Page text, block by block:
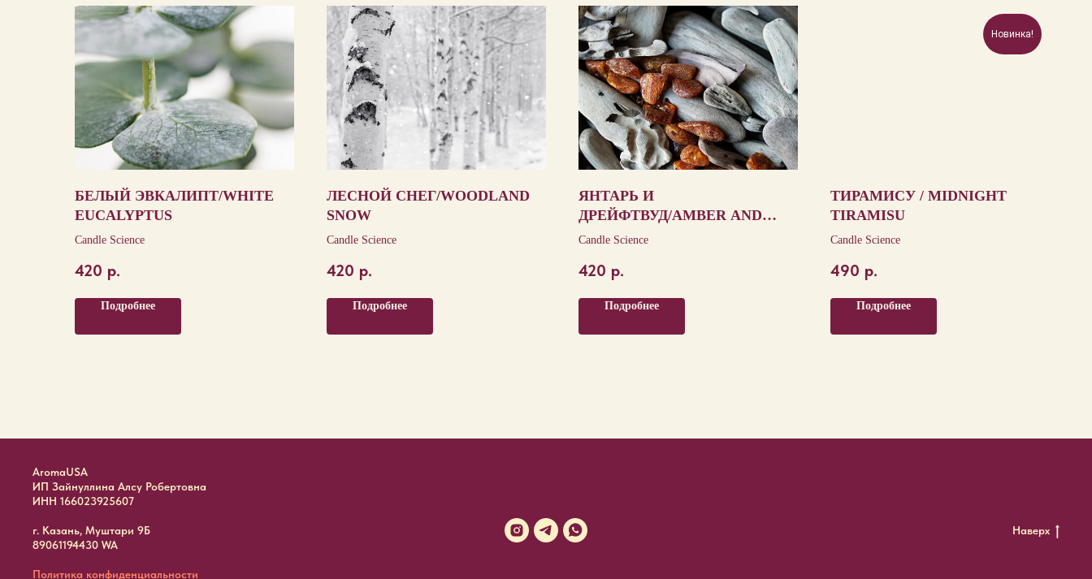
БЕЛЫЙ ЭВКАЛИПТ/WHITE
EUCALYPTUS
Candle Science
420 р.
Подробнее
ЛЕСНОЙ СНЕГ/WOODLAND
SNOW
Candle Science
420 р.
Подробнее
ЯНТАРЬ И
ДРЕЙФТВУД/AMBER AND
DRIFTWOOD
Candle Science
420 р.
Подробнее
Новинка!
ТИРАМИСУ / MIDNIGHT
TIRAMISU
Candle Science
490 р.
Подробнее
AromaUSA
ИП Зайнуллина Алсу Робертовна
ИНН 166023925607
г. Казань, Муштари 9Б
89061194430 WA
Политика конфиденциальности
Наверх